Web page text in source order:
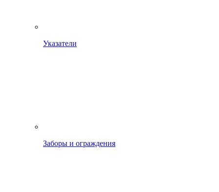
Указатели
Заборы и ограждения